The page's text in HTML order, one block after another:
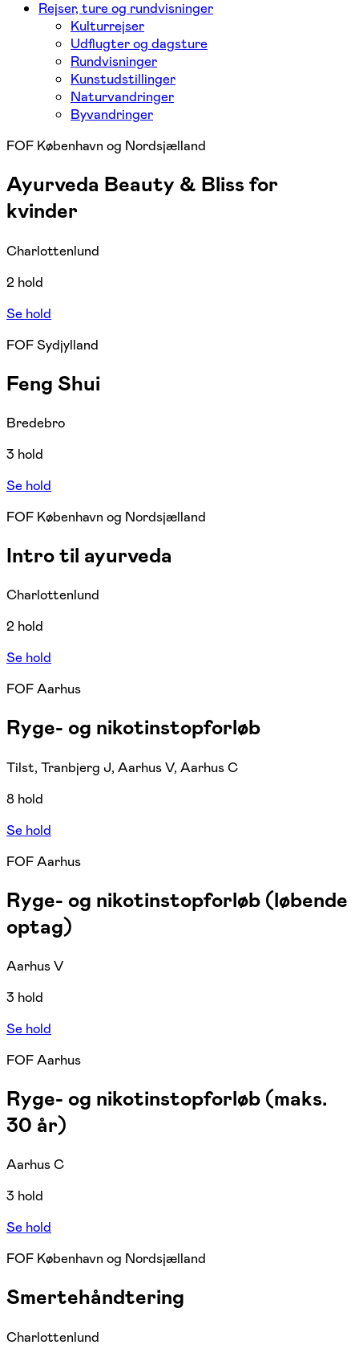
Rejser, ture og rundvisninger
Kulturrejser
Udflugter og dagsture
Rundvisninger
Kunstudstillinger
Naturvandringer
Byvandringer
FOF København og Nordsjælland
Ayurveda Beauty & Bliss for
kvinder
Charlottenlund
2 hold
Se hold
FOF Sydjylland
Feng Shui
Bredebro
3 hold
Se hold
FOF København og Nordsjælland
Intro til ayurveda
Charlottenlund
2 hold
Se hold
FOF Aarhus
Ryge- og nikotinstopforløb
Tilst, Tranbjerg J, Aarhus V, Aarhus C
8 hold
Se hold
FOF Aarhus
Ryge- og nikotinstopforløb (løbende
optag)
Aarhus V
3 hold
Se hold
FOF Aarhus
Ryge- og nikotinstopforløb (maks.
30 år)
Aarhus C
3 hold
Se hold
FOF København og Nordsjælland
Smertehåndtering
Charlottenlund